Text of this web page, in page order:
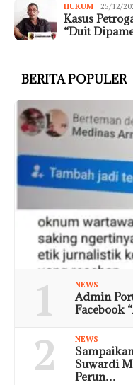
HUKUM 25/12/
Kasus
“Duit
BERITA POPULER
1 NEWS
Admin
Facebook
2 NEWS
Suwardi
Perun…